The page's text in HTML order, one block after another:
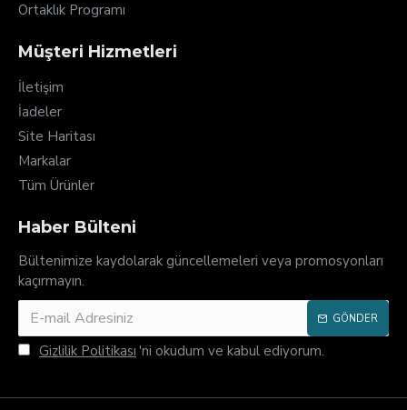
Ortaklık Programı
Müşteri Hizmetleri
İletişim
İadeler
Site Haritası
Markalar
Tüm Ürünler
Haber Bülteni
Bültenimize kaydolarak güncellemeleri veya promosyonları
kaçırmayın.
GÖNDER
Gizlilik Politikası 'ni okudum ve kabul ediyorum.